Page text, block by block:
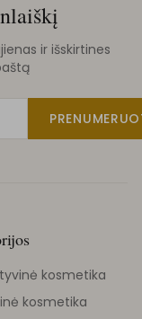
ir išskirtines
kosmetika
kosmetika